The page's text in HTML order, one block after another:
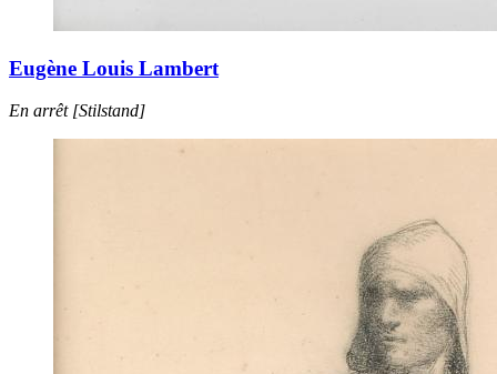
Eugène Louis Lambert
En arrêt [Stilstand]